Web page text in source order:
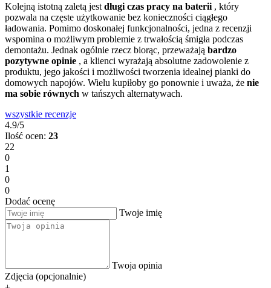
Kolejną istotną zaletą jest długi czas pracy na baterii , który
pozwala na częste użytkowanie bez konieczności ciągłego
ładowania. Pomimo doskonałej funkcjonalności, jedna z recenzji
wspomina o możliwym problemie z trwałością śmigła podczas
demontażu. Jednak ogólnie rzecz biorąc, przeważają bardzo
pozytywne opinie , a klienci wyrażają absolutne zadowolenie z
produktu, jego jakości i możliwości tworzenia idealnej pianki do
domowych napojów. Wielu kupiłoby go ponownie i uważa, że nie
ma sobie równych w tańszych alternatywach.
wszystkie recenzje
4.9/5
Ilość ocen: 23
22
0
1
0
0
Dodać ocenę
Twoje imię
Twoja opinia
Zdjęcia (opcjonalnie)